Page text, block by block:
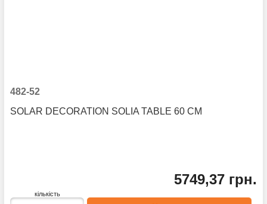
482-52
SOLAR DECORATION SOLIA TABLE 60 CM
5749,37 грн.
кількість